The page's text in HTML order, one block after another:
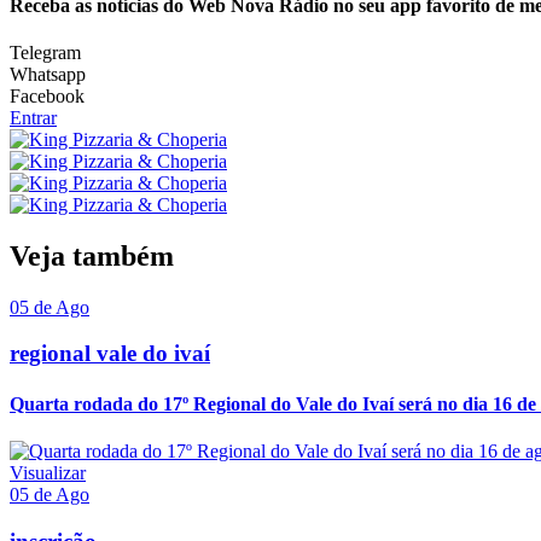
Receba as notícias do Web Nova Rádio no seu app favorito de
Telegram
Whatsapp
Facebook
Entrar
Veja também
05 de Ago
regional vale do ivaí
Quarta rodada do 17º Regional do Vale do Ivaí será no dia 16 de
Visualizar
05 de Ago